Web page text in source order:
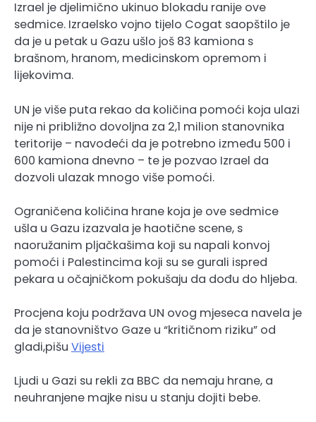
Izrael je djelimično ukinuo blokadu ranije ove
sedmice. Izraelsko vojno tijelo Cogat saopštilo je
da je u petak u Gazu ušlo još 83 kamiona s
brašnom, hranom, medicinskom opremom i
lijekovima.
UN je više puta rekao da količina pomoći koja ulazi
nije ni približno dovoljna za 2,1 milion stanovnika
teritorije – navodeći da je potrebno između 500 i
600 kamiona dnevno – te je pozvao Izrael da
dozvoli ulazak mnogo više pomoći.
Ograničena količina hrane koja je ove sedmice
ušla u Gazu izazvala je haotične scene, s
naoružanim pljačkašima koji su napali konvoj
pomoći i Palestincima koji su se gurali ispred
pekara u očajničkom pokušaju da dođu do hljeba.
Procjena koju podržava UN ovog mjeseca navela je
da je stanovništvo Gaze u “kritičnom riziku” od
gladi,pišu Vijesti
Ljudi u Gazi su rekli za BBC da nemaju hrane, a
neuhranjene majke nisu u stanju dojiti bebe.